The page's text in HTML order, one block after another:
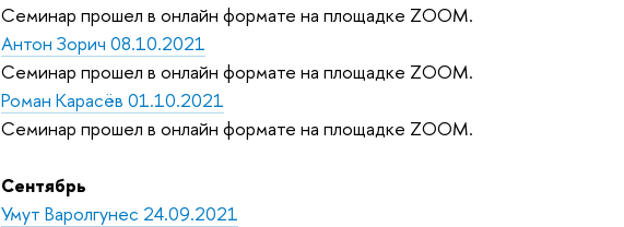
Семинар прошел в онлайн формате на площадке ZOOM.
Антон Зорич 08.10.2021
Семинар прошел в онлайн формате на площадке ZOOM.
Роман Карасёв 01.10.2021
Семинар прошел в онлайн формате на площадке ZOOM.
Сентябрь
Умут Варолгунес 24.09.2021